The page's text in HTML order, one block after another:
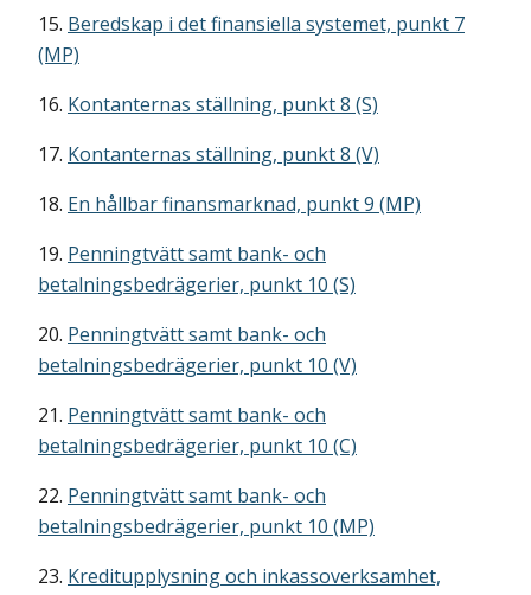
15. Beredskap i det finansiella systemet, punkt 7
(MP)
16. Kontanternas ställning, punkt 8 (S)
17. Kontanternas ställning, punkt 8 (V)
18. En hållbar finansmarknad, punkt 9 (MP)
19. Penningtvätt samt bank- och
betalningsbedrägerier, punkt 10 (S)
20. Penningtvätt samt bank- och
betalningsbedrägerier, punkt 10 (V)
21. Penningtvätt samt bank- och
betalningsbedrägerier, punkt 10 (C)
22. Penningtvätt samt bank- och
betalningsbedrägerier, punkt 10 (MP)
23. Kreditupplysning och inkassoverksamhet,